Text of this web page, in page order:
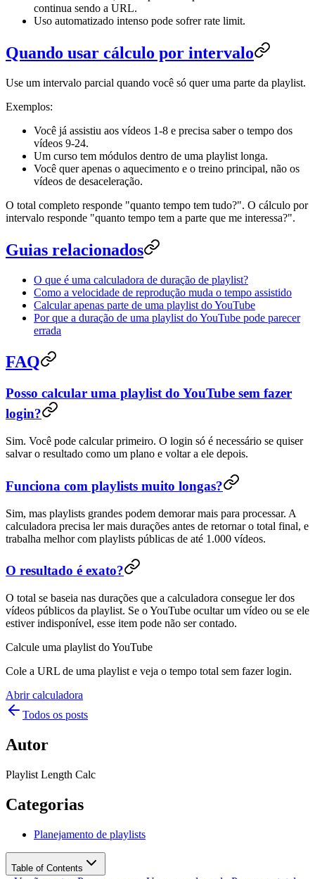
continua sendo a URL.
Uso automatizado intenso pode sofrer rate limit.
Quando usar cálculo por intervalo
Use um intervalo parcial quando você só quer uma parte da playlist.
Exemplos:
Você já assistiu aos vídeos 1-8 e precisa saber o tempo dos
vídeos 9-24.
Um curso tem módulos dentro de uma playlist longa.
Você quer apenas o aquecimento e o treino principal, não os
vídeos de desaceleração.
O total completo responde "quanto tempo tem tudo?". O cálculo por
intervalo responde "quanto tempo tem a parte que me interessa?".
Guias relacionados
O que é uma calculadora de duração de playlist?
Como a velocidade de reprodução muda o tempo assistido
Calcular apenas parte de uma playlist do YouTube
Por que a duração de uma playlist do YouTube pode parecer
errada
FAQ
Posso calcular uma playlist do YouTube sem fazer
login?
Sim. Você pode calcular primeiro. O login só é necessário se quiser
salvar o resultado como um plano e voltar a ele depois.
Funciona com playlists muito longas?
Sim, mas playlists grandes podem demorar mais para processar. A
calculadora precisa ler mais durações antes de retornar o total final, e
trabalha melhor com playlists públicas de até 1.000 vídeos.
O resultado é exato?
O total se baseia nas durações que a calculadora consegue ler dos
vídeos públicos da playlist. Se o YouTube ocultar um vídeo ou se ele
estiver indisponível, esse item pode não ser contado.
Calcule uma playlist do YouTube
Cole a URL de uma playlist e veja o tempo total sem fazer login.
Abrir calculadora
Todos os posts
Autor
Playlist Length Calc
Categorias
Planejamento de playlists
Table of Contents